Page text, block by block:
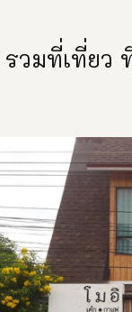
รวมที่เที่ยว